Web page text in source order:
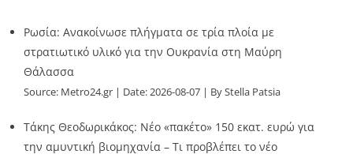
Ρωσία: Ανακοίνωσε πλήγματα σε τρία πλοία με
στρατιωτικό υλικό για την Ουκρανία στη Μαύρη
Θάλασσα
Source: Metro24.gr Date: 2026-08-07 By Stella Patsia
Τάκης Θεοδωρικάκος: Νέο «πακέτο» 150 εκατ. ευρώ για
την αμυντική βιομηχανία – Τι προβλέπει το νέο